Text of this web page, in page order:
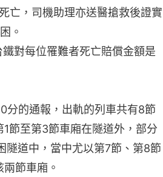
亡，司機助理亦送醫搶救後證實
。
對每位罹難者死亡賠償金額是
分的通報，出軌的列車共有8節
節至第3節車廂在隧道外，部分
隧道中，當中尤以第7節、第8節
節車廂。